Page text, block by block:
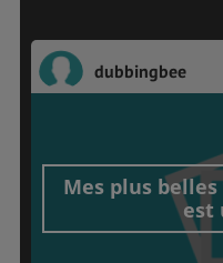
dubbingbee
Mes plus
est